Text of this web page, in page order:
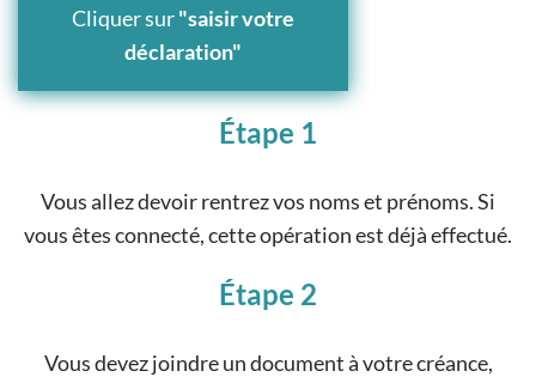
Cliquer sur"saisir votre
déclaration"
Étape 1
Vous allez devoir rentrez vos noms et prénoms. Si
vous êtes connecté, cette opération est déjà effectué.
Étape 2
Vous devez joindre un document à votre créance,